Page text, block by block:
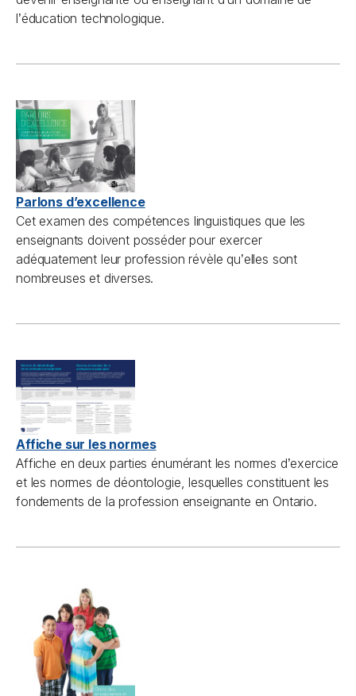
l’éducation technologique.
Parlons d’excellence
Cet examen des compétences linguistiques que les
enseignants doivent posséder pour exercer
adéquatement leur profession révèle qu’elles sont
nombreuses et diverses.
Affiche sur les normes
Affiche en deux parties énumérant les normes d’exercice
et les normes de déontologie, lesquelles constituent les
fondements de la profession enseignante en Ontario.